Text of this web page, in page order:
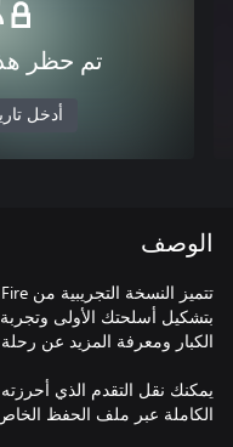
تم حظر
أدخل
الوصف
بتشكيل أسلحتك الأولى وتجربة
يمكنك نقل التقدم الذي